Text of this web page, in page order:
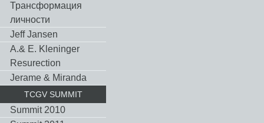
Трансформация
личности
Jeff Jansen
A.& E. Kleninger
Resurection
Jerame & Miranda
TCGV SUMMIT
Summit 2010